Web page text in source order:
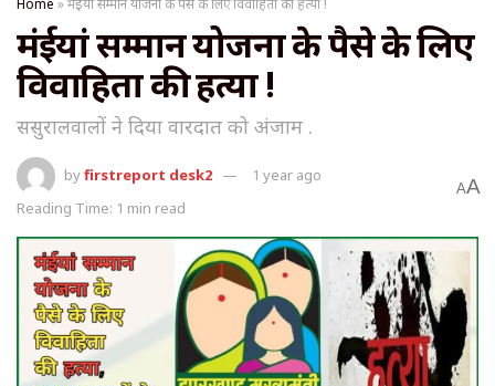
मंईयां सम्मान योजना के पैसे के लिए
विवाहिता की हत्या !
ससुरालवालों ने दिया वारदात को अंजाम .
byfirstreport desk2
1 year ago
Reading Time: 1 min read
AA